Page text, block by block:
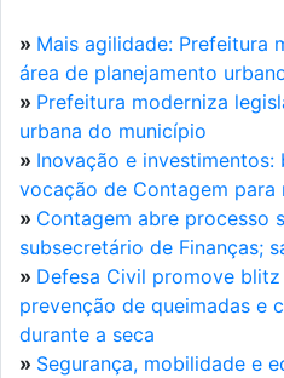
» Mais agilidade: Prefeitura
área de planejamento
» Prefeitura moderniza
urbana do município
» Inovação e
vocação de Contagem para
» Contagem abre processo
subsecretário de Finanças;
» Defesa Civil promove
prevenção de queimadas e
durante a seca
» Segurança, mobilidade e